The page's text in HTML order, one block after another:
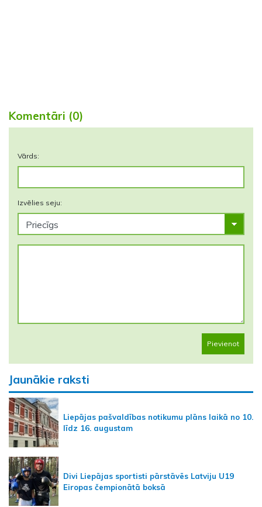
Komentāri (0)
Vārds:
Izvēlies seju:
Pievienot
Jaunākie raksti
Liepājas pašvaldības notikumu plāns laikā no 10.
līdz 16. augustam
Divi Liepājas sportisti pārstāvēs Latviju U19
Eiropas čempionātā boksā